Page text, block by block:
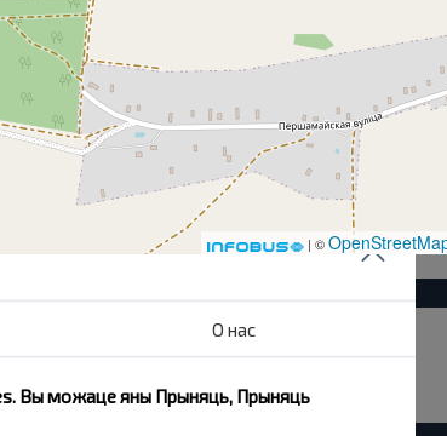
| ©
О нас
Вы можаце яны Прыняць, Прыняць